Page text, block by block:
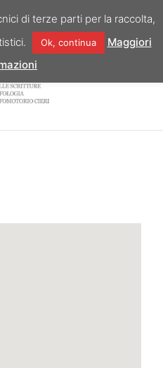
di terze parti per la raccolta,
Ok, continua
Maggiori